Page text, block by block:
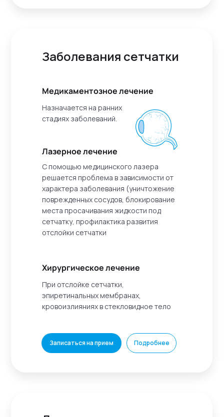
Заболевания сетчатки
Записаться на прием Подробнее
Хирургическое лечение
При отслойке сетчатки,
эпиретинальных мембранах,
кровоизлияниях в стекловидное тело
Лазерное лечение
С помощью медицинского лазера
решается проблема в зависимости от
характера заболевания (уничтожение
поврежденных сосудов, блокирование
места просачивания жидкости под
сетчатку, профилактика развития
отслойки сетчатки
Медикаментозное лечение
Назначается на ранних
стадиях заболеваний.